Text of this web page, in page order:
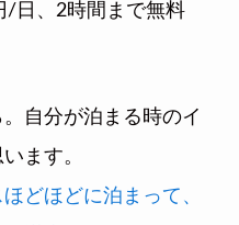
/日、2時間まで無料
自分が泊まる時のイ
ます。
どほどに泊まって、